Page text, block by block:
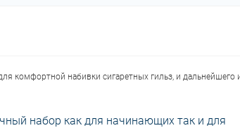
комфортной набивки сигаретных гильз, и дальнейшего
набор как для начинающих так и для